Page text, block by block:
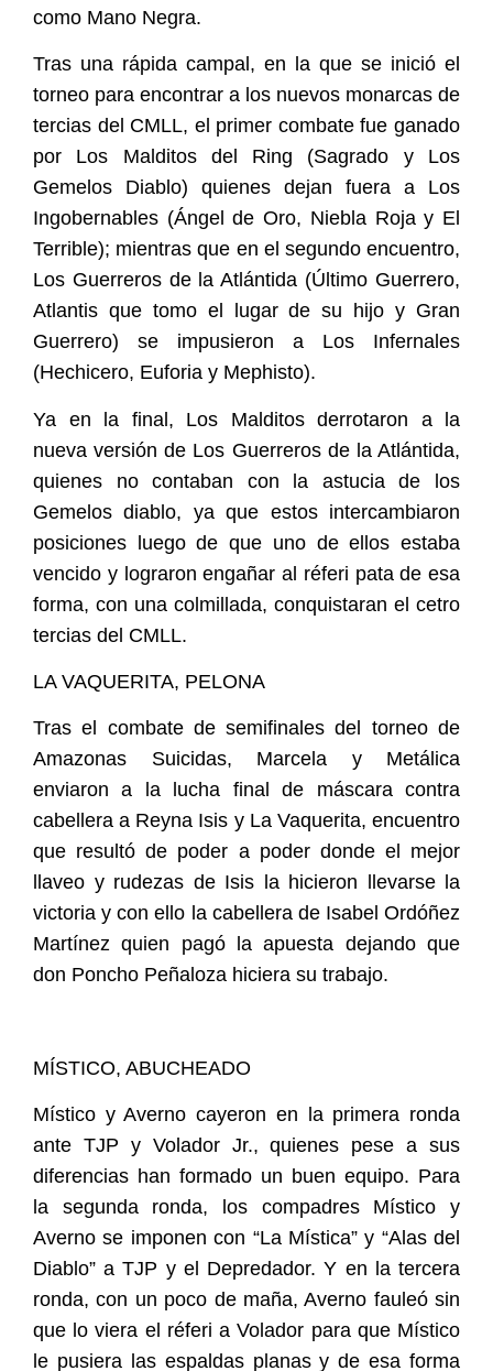
como Mano Negra.
Tras una rápida campal, en la que se inició el
torneo para encontrar a los nuevos monarcas de
tercias del CMLL, el primer combate fue ganado
por Los Malditos del Ring (Sagrado y Los
Gemelos Diablo) quienes dejan fuera a Los
Ingobernables (Ángel de Oro, Niebla Roja y El
Terrible); mientras que en el segundo encuentro,
Los Guerreros de la Atlántida (Último Guerrero,
Atlantis que tomo el lugar de su hijo y Gran
Guerrero) se impusieron a Los Infernales
(Hechicero, Euforia y Mephisto).
Ya en la final, Los Malditos derrotaron a la
nueva versión de Los Guerreros de la Atlántida,
quienes no contaban con la astucia de los
Gemelos diablo, ya que estos intercambiaron
posiciones luego de que uno de ellos estaba
vencido y lograron engañar al réferi pata de esa
forma, con una colmillada, conquistaran el cetro
tercias del CMLL.
LA VAQUERITA, PELONA
Tras el combate de semifinales del torneo de
Amazonas Suicidas, Marcela y Metálica
enviaron a la lucha final de máscara contra
cabellera a Reyna Isis y La Vaquerita, encuentro
que resultó de poder a poder donde el mejor
llaveo y rudezas de Isis la hicieron llevarse la
victoria y con ello la cabellera de Isabel Ordóñez
Martínez quien pagó la apuesta dejando que
don Poncho Peñaloza hiciera su trabajo.
MÍSTICO, ABUCHEADO
Místico y Averno cayeron en la primera ronda
ante TJP y Volador Jr., quienes pese a sus
diferencias han formado un buen equipo. Para
la segunda ronda, los compadres Místico y
Averno se imponen con “La Mística” y “Alas del
Diablo” a TJP y el Depredador. Y en la tercera
ronda, con un poco de maña, Averno fauleó sin
que lo viera el réferi a Volador para que Místico
le pusiera las espaldas planas y de esa forma